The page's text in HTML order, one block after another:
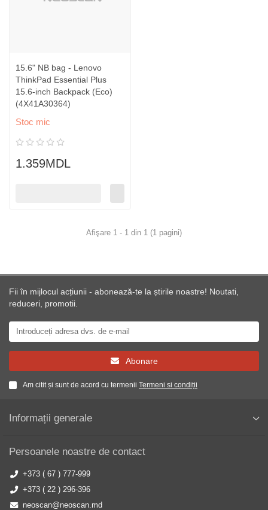
15.6" NB bag - Lenovo
ThinkPad Essential Plus
15.6-inch Backpack (Eco)
(4X41A30364)
Stoc mic
1.359MDL
Afişare 1 - 1 din 1 (1 pagini)
Fii în mijlocul acțiunii - abonează-te la știrile noastre! Noutati,
reduceri, promotii.
Abonare
Am citit și sunt de acord cu termenii Termeni si condiții
Informații generale
Persoanele noastre de contact
+373 ( 67 ) 777-999
+373 ( 22 ) 296-396
neoscan@neoscan.md